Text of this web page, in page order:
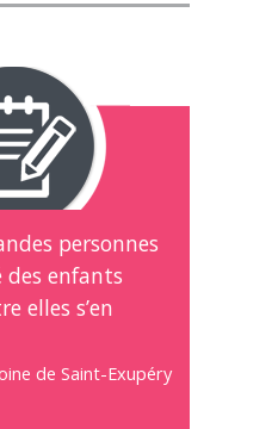
personnes
des enfants
elles s’en
de Saint-Exupéry